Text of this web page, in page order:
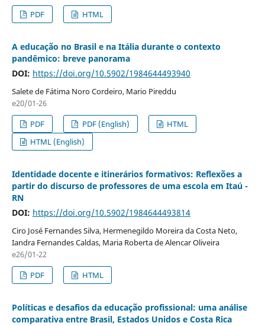
PDF
HTML
A educação no Brasil e na Itália durante o contexto
pandêmico: breve panorama
DOI: https://doi.org/10.5902/1984644493940
Salete de Fátima Noro Cordeiro, Mario Pireddu
e20/01-26
PDF
PDF (English)
HTML
HTML (English)
Identidade docente e itinerários formativos: Reflexões a
partir do discurso de professores de uma escola em Itaú -
RN
DOI: https://doi.org/10.5902/1984644493814
Ciro José Fernandes Silva, Hermenegildo Moreira da Costa Neto,
Iandra Fernandes Caldas, Maria Roberta de Alencar Oliveira
e26/01-22
PDF
HTML
Políticas e desafios da educação profissional: uma análise
comparativa entre Brasil, Estados Unidos e Costa Rica